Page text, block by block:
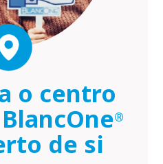
o centro
®
de si